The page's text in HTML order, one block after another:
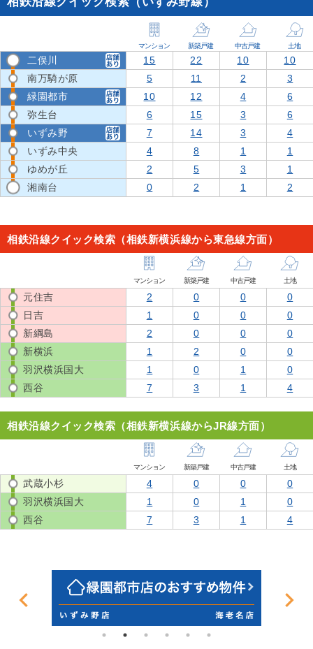
マンション 新築戸建 中古戸建 土地
二俣川 15 22 10
10
南万騎が原
5 11 2
3
緑園都市
10 12 4
6
弥生台
6 15 3
6
いずみ野
7 14 3
4
いずみ中央
4 8 1
1
ゆめが丘
2 5 3
1
湘南台
0 2 1 2
相鉄沿線クイック検索（相鉄新横浜線から東急線方面）
マンション 新築戸建 中古戸建 土地
元住吉 2 0 0
0
日吉
1 0 0
0
新綱島
2 0 0
0
新横浜
1 2 0
0
羽沢横浜国大
1 0 1
0
西谷
7 3 1 4
相鉄沿線クイック検索（相鉄新横浜線からJR線方面）
マンション 新築戸建 中古戸建 土地
武蔵小杉 4 0 0
0
羽沢横浜国大
1 0 1
0
西谷
7 3 1 4